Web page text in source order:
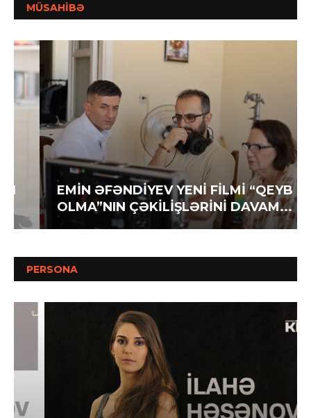
MÜSAHİBƏ
EMİN ƏFƏNDİYEV YENİ FİLMİ “QEYB
OLMA”NIN ÇƏKİLİŞLƏRİNİ DAVAM...
PERSONA